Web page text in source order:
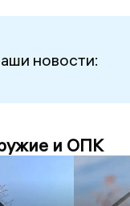
новости:
и ОПК